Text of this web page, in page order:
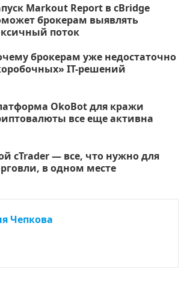
Markout Report в cBridge
брокерам выявлять
поток
брокерам уже недостаточно
IT-решений
OkoBot для кражи
все еще активна
cTrader — все, что нужно для
в одном месте
Чепкова